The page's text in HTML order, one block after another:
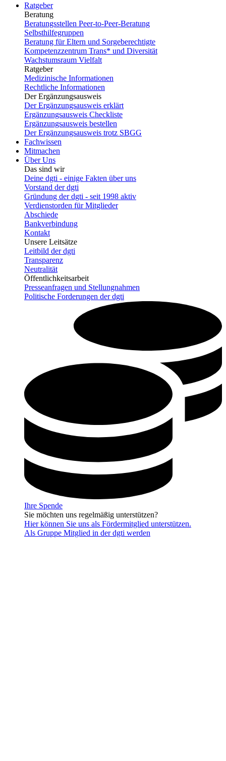
Ratgeber
Beratung
Beratungsstellen Peer-to-Peer-Beratung
Selbsthilfegruppen
Beratung für Eltern und Sorgeberechtigte
Kompetenzzentrum Trans* und Diversität
Wachstumsraum Vielfalt
Ratgeber
Medizinische Informationen
Rechtliche Informationen
Der Ergänzungsausweis
Der Ergänzungsausweis erklärt
Ergänzungsausweis Checkliste
Ergänzungsausweis bestellen
Der Ergänzungsausweis trotz SBGG
Fachwissen
Mitmachen
Über Uns
Das sind wir
Deine dgti - einige Fakten über uns
Vorstand der dgti
Gründung der dgti - seit 1998 aktiv
Verdienstorden für Mitglieder
Abschiede
Bankverbindung
Kontakt
Unsere Leitsätze
Leitbild der dgti
Transparenz
Neutralität
Öffentlichkeitsarbeit
Presseanfragen und Stellungnahmen
Politische Forderungen der dgti
Ihre Spende
Sie möchten uns regelmäßig unterstützen?
Hier können Sie uns als Fördermitglied unterstützen.
Als Gruppe Mitglied in der dgti werden